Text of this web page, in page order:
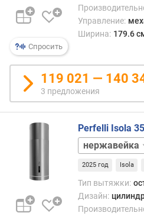
)
(
³
/
)
о
о
д
и
Спросить
Управление:
Ширина: 179.6
119 021 — 140
3 предложения
Perfelli Isola
черный
2025 год Isola
Тип вытяжки:
Дизайн: